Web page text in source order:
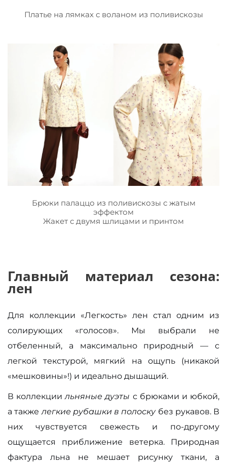
Платье на лямках с воланом из поливискозы
Брюки палаццо из поливискозы с жатым
эффектом
Жакет с двумя шлицами и принтом
Главный материал сезона:
лен
Для коллекции «Легкость» лен стал одним из
солирующих «голосов». Мы выбрали не
отбеленный, а максимально природный — с
легкой текстурой, мягкий на ощупь (никакой
«мешковины»!) и идеально дышащий.
В коллекциильняные дуэты с брюками и юбкой,
а такжелегкие рубашки в полоскубез рукавов. В
них чувствуется свежесть и по-другому
ощущается приближение ветерка. Природная
фактура льна не мешает рисунку ткани, а